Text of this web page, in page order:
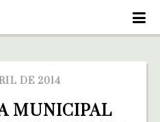
DE 2014
MUNICIPAL